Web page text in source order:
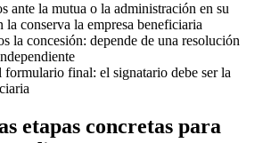
ante la mutua o la administración en su
la conserva la empresa beneficiaria
la concesión: depende de una resolución
final: el signatario debe ser la
etapas concretas para